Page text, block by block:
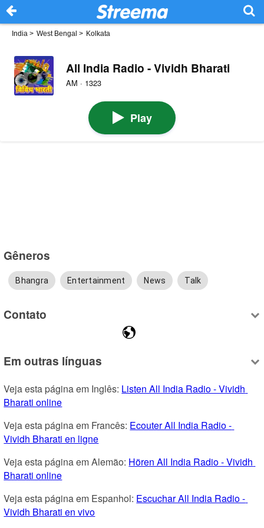
India > West Bengal > Kolkata
All India Radio - Vividh Bharati
AM · 1323
Play
Gêneros
Bhangra Entertainment News Talk
Contato
Em outras línguas
Veja esta página em Inglês: Listen All India Radio - Vividh
Bharati online
Veja esta página em Francês: Ecouter All India Radio -
Vividh Bharati en ligne
Veja esta página em Alemão: Hören All India Radio - Vividh
Bharati online
Veja esta página em Espanhol: Escuchar All India Radio -
Vividh Bharati en vivo